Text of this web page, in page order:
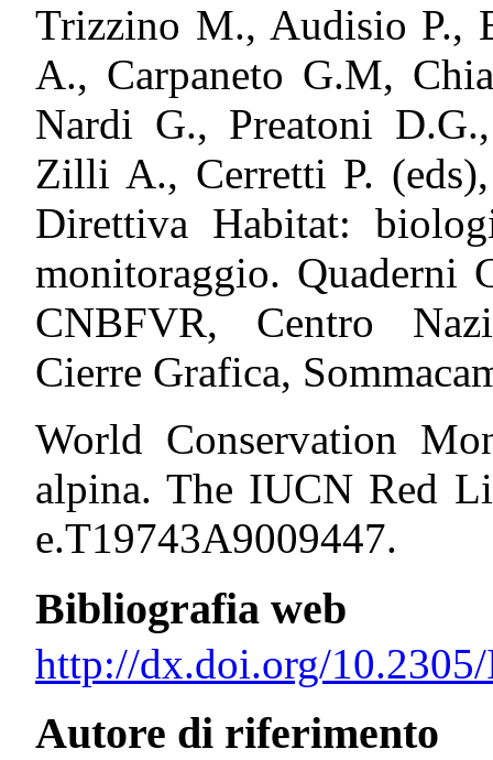
Trizzino M., Audisio P.,
A., Carpaneto G.M,
Nardi G., Preatoni
Zilli A., Cerretti P.
Direttiva Habitat:
monitoraggio. Quaderni
CNBFVR, Centro
Cierre Grafica,
World Conservation
alpina. The IUCN Red
e.T19743A9009447.
Bibliografia web
http://dx.doi.org/
Autore di riferimento